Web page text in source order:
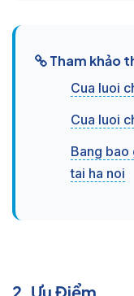
Tham khảo
Cua luoi
Cua luoi
Bang bao
tai ha noi
2. Ưu Điểm